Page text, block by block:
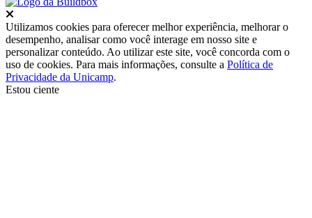
Utilizamos cookies para oferecer melhor experiência, melhorar o
desempenho, analisar como você interage em nosso site e
personalizar conteúdo. Ao utilizar este site, você concorda com o
uso de cookies. Para mais informações, consulte a Política de
Privacidade da Unicamp.
Estou ciente